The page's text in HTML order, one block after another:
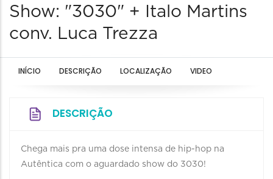
Show: "3030" + Italo Martins
conv. Luca Trezza
INÍCIO DESCRIÇÃO LOCALIZAÇÃO VIDEO
DESCRIÇÃO
Chega mais pra uma dose intensa de hip-hop na
Autêntica com o aguardado show do 3030!